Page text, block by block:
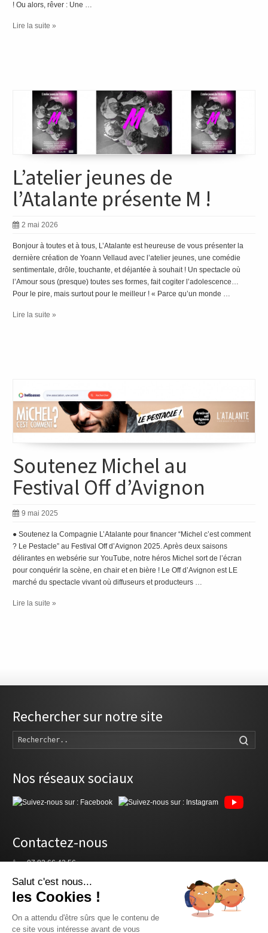
! Ou alors, rêver : Une …
Lire la suite »
L’atelier jeunes de
l’Atalante présente M !
2 mai 2026
Bonjour à toutes et à tous, L’Atalante est heureuse de vous présenter la
dernière création de Yoann Vellaud avec l’atelier jeunes, une comédie
sentimentale, drôle, touchante, et déjantée à souhait ! Un spectacle où
l’Amour sous (presque) toutes ses formes, fait cogiter l’adolescence…
Pour le pire, mais surtout pour le meilleur ! « Parce qu’un monde …
Lire la suite »
Soutenez Michel au
Festival Off d’Avignon
9 mai 2025
● Soutenez la Compagnie L’Atalante pour financer “Michel c’est comment
? Le Pestacle” au Festival Off d’Avignon 2025. Après deux saisons
délirantes en websérie sur YouTube, notre héros Michel sort de l’écran
pour conquérir la scène, en chair et en bière ! Le Off d’Avignon est LE
marché du spectacle vivant où diffuseurs et producteurs …
Lire la suite »
Rechercher sur notre site
Nos réseaux sociaux
Contactez-nous
07 82 66 43 56
latalante.theatre@gmail.com
Espace d'activités U1 - 53, rue Paul Doucet
Salut c'est nous...
les Cookies !
On a attendu d'être sûrs que le contenu de
ce site vous intéresse avant de vous